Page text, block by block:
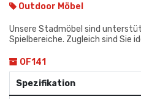
Outdoor Möbel
Unsere Stadmöbel sind
Spielbereiche. Zugleich sind Sie
OF141
Spezifikation